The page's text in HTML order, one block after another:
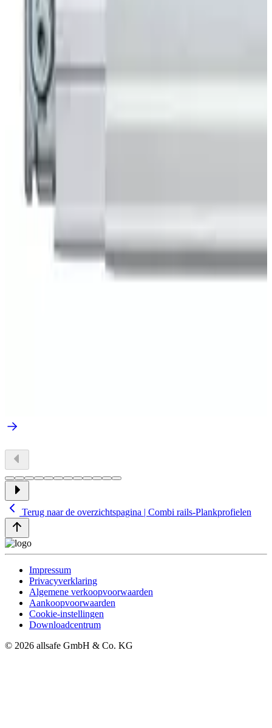
Terug naar de overzichtspagina | Combi rails-Plankprofielen
Impressum
Privacyverklaring
Algemene verkoopvoorwaarden
Aankoopvoorwaarden
Cookie-instellingen
Downloadcentrum
© 2026 allsafe GmbH & Co. KG